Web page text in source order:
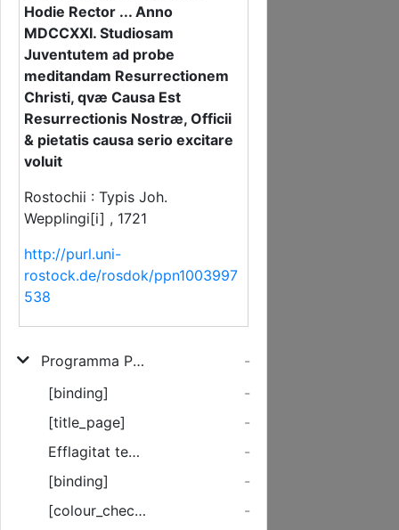
Hodie Rector ... Anno
MDCCXXI. Studiosam
Juventutem ad probe
meditandam Resurrectionem
Christi, qvæ Causa Est
Resurrectionis Nostræ, Officii
& pietatis causa serio excitare
voluit
Rostochii : Typis Joh.
Wepplingi[i] , 1721
http://purl.uni-
rostock.de/rosdok/ppn1003997
538
Programma Paschale, Qvo Mart. Christoph. Burchardi, Academiæ Rostochiensis Hodie Rector ... Anno MDCCXXI. Studiosam Juventutem ad probe meditandam Resurrectionem Christi, qvæ Causa Est Resurrectionis Nostræ, Officii & pietatis causa serio excitare voluit
-
[binding]
-
[title_page]
-
Efflagitat temporis praesentis amcenissima facies, ut invisibilia Omnipotentis, etiam a creatione mundi operibus intellecta ...
-
[binding]
-
[colour_checker]
-